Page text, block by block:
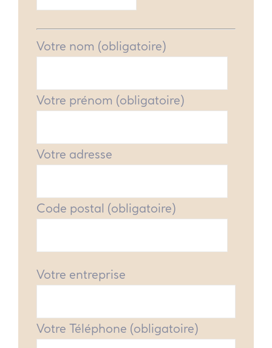
Votre nom (obligatoire)
Votre prénom (obligatoire)
Votre adresse
Code postal (obligatoire)
Votre entreprise
Votre Téléphone (obligatoire)